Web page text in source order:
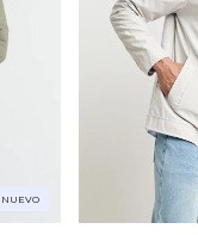
NUEVO